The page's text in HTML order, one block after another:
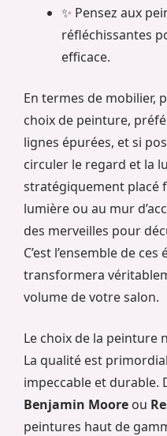
✨ Pensez aux
réfléchissantes
efficace.
En termes de mobilier,
choix de peinture,
lignes épurées, et si
circuler le regard et la
stratégiquement placé
lumière ou au mur
des merveilles pour
C’est l’ensemble de
transformera
volume de votre salon.
Le choix de la peinture
La qualité est
impeccable et durable.
Benjamin Moore ou
peintures haut de